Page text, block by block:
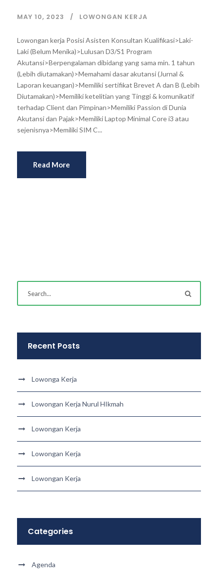
MAY 10, 2023 LOWONGAN KERJA
Lowongan kerja Posisi Asisten Konsultan Kualifikasi>Laki-
Laki (Belum Menika)>Lulusan D3/S1 Program
Akutansi>Berpengalaman dibidang yang sama min. 1 tahun
(Lebih diutamakan)>Memahami dasar akutansi (Jurnal &
Laporan keuangan)>Memiliki sertifikat Brevet A dan B (Lebih
Diutamakan)>Memiliki ketelitian yang Tinggi & komunikatif
terhadap Client dan Pimpinan>Memiliki Passion di Dunia
Akutansi dan Pajak>Memiliki Laptop Minimal Core i3 atau
sejenisnya>Memiliki SIM C...
Read More
Recent Posts
Lowonga Kerja
Lowongan Kerja Nurul HIkmah
Lowongan Kerja
Lowongan Kerja
Lowongan Kerja
Categories
Agenda